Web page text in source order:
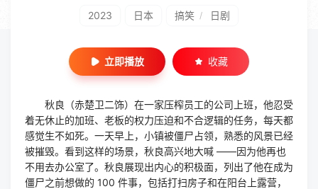
2023 日本 搞笑 / 日剧
立即播放 收藏
秋良（赤楚卫二饰）在一家压榨员工的公司上班，他忍受
着无休止的加班、老板的权力压迫和不合逻辑的任务，每天都
感觉生不如死。一天早上，小镇被僵尸占领，熟悉的风景已经
被摧毁。看到这样的场景，秋良高兴地大喊 ——因为他再也
不用去办公室了。秋良展现出内心的积极面，列出了他在成为
僵尸之前想做的 100 件事，包括打扫房子和在阳台上露营，